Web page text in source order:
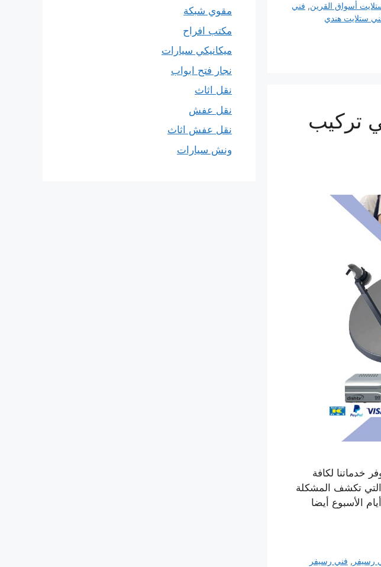
أسواق القرين, فني
ستلايت هندي
المنصورية 69622724 فني تركيب
خدماتنا لكافة
تكشف المشكلة
معكم على مدار ال ٢٤ ساعة ولكافة أيام الأسبوع أيضا
رسيفر , فني رسيفر
مقوي شبكة
مكتب افراح
ميكانيكي سيارات
نجار فتح ابواب
نقل اثاث
نقل عفش
نقل عفش اثاث
ونش سيارات